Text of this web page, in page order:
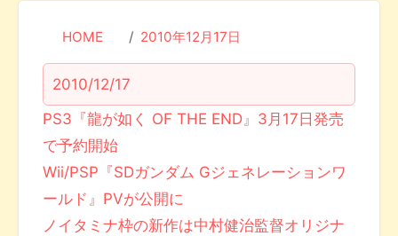
HOME 2010年12月17日
2010/12/17
PS3『龍が如く OF THE END』3月17日発売
で予約開始
Wii/PSP『SDガンダム Gジェネレーションワ
ールド』PVが公開に
ノイタミナ枠の新作は中村健治監督オリジナ